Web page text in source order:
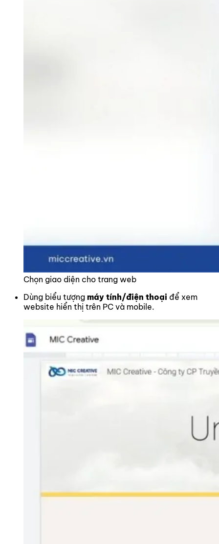
Chọn giao diện cho trang web
Dùng biểu tượng máy tính/điện thoại để xem
website hiển thị trên PC và mobile.